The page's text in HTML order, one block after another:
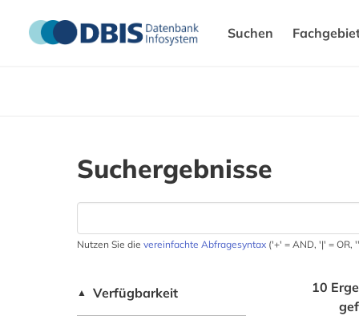
Suchen
Suchergebnisse
Nutzen Sie die vereinfachte Abfragesyntax ('+' = AND, '|' = OR,
▲ Verfügbarkeit
10